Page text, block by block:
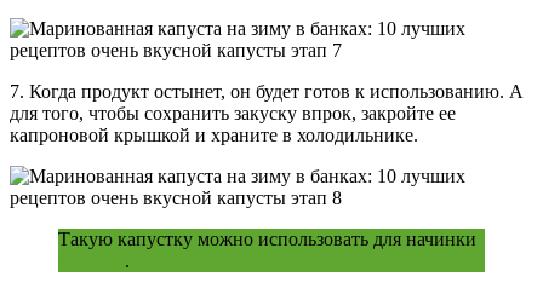
7. Когда продукт остынет, он будет готов к использованию. А
для того, чтобы сохранить закуску впрок, закройте ее
капроновой крышкой и храните в холодильнике.
Такую капустку можно использовать для начинки
.